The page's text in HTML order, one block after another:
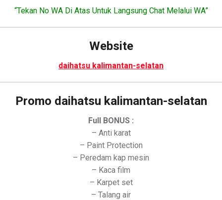
“Tekan No WA Di Atas Untuk Langsung Chat Melalui WA”
Website
daihatsu kalimantan-selatan
Promo daihatsu kalimantan-selatan
Full BONUS :
– Anti karat
– Paint Protection
– Peredam kap mesin
– Kaca film
– Karpet set
– Talang air